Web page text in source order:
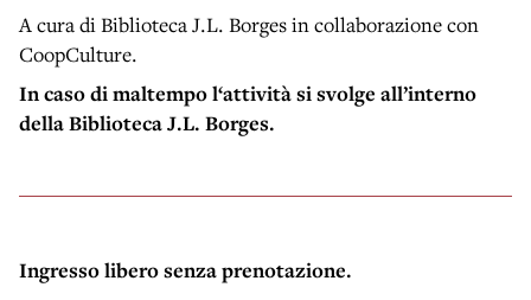
A cura di Biblioteca J.L. Borges in collaborazione con
CoopCulture.
In caso di maltempo l‘attività si svolge all’interno
della Biblioteca J.L. Borges.
Ingresso libero senza prenotazione.